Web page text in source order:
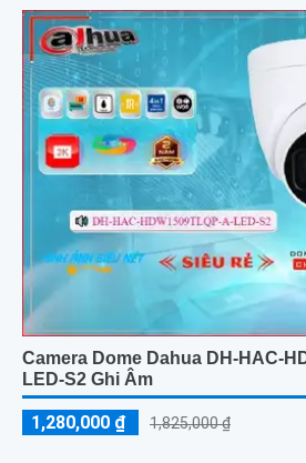
Camera Dome Dahua DH-HAC-
LED-S2 Ghi Âm
1,280,000 ₫ 1,825,000 ₫